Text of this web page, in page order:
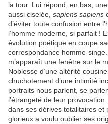
la tour. Lui répond, en bas,
aussi ciselée, sapiens sapiens
d’éviter toute confusion entre
l’homme moderne, si parfait !
évolution poétique en coupe
correspondance homme-singe.
m’apparaît une fenêtre sur le
Noblesse d’une altérité
chuchotement d’une intimité
portraits nous parlent, se
l’étrangeté de leur
dans ses dérives totalitaires et
glorieux a voulu oublier ses